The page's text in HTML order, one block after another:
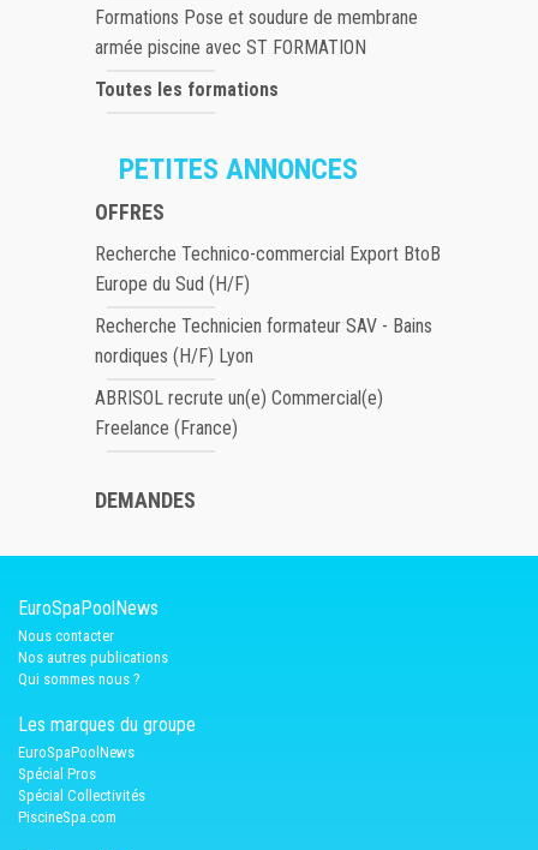
Formations Pose et soudure de membrane
armée piscine avec ST FORMATION
Toutes les formations
PETITES ANNONCES
OFFRES
Recherche Technico-commercial Export BtoB
Europe du Sud (H/F)
Recherche Technicien formateur SAV - Bains
nordiques (H/F) Lyon
ABRISOL recrute un(e) Commercial(e)
Freelance (France)
DEMANDES
EuroSpaPoolNews
Nous contacter
Nos autres publications
Qui sommes nous ?
Les marques du groupe
EuroSpaPoolNews
Spécial Pros
Spécial Collectivités
PiscineSpa.com